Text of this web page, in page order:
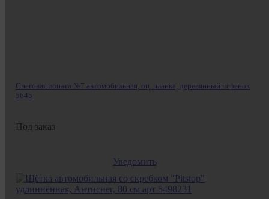
Снеговая лопата №7 автомобильная, оц. планка, деревянный черенок
5645
Под заказ
Уведомить